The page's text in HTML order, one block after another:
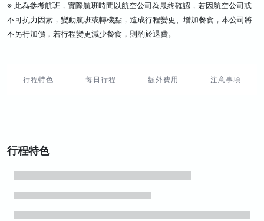
※ 此為參考航班，實際航班時間以航空公司為最終確認，若因航空公司或
不可抗力因素，變動航班或轉機點，造成行程變更、增加餐食，本公司將
不另行加價，若行程變更減少餐食，則酌於退費。
行程特色 每日行程 額外費用 注意事項
行程特色